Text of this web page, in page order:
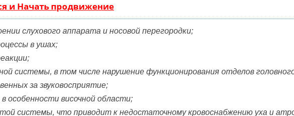
и Начать продвижение
слухового аппарата и носовой перегородки;
в ушах;
системы, в том числе нарушение функционирования отделов
за звуковосприятие;
особенности височной области;
системы, что приводит к недостаточному кровоснабжению уха и